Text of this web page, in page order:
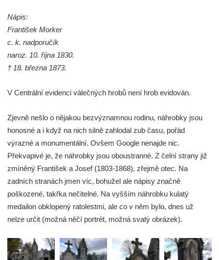
Kenotaf Václava B. Hájka na starém
hřbitově v Kamenném Újezdě
Pomník obětem válek na Náměstí v
Kenotaf Jana Mojžiše na hřbitově ve
Kenotaf Josefa Jílka na hřbitově ve
Velešíně
Hrob Ludvíka Tůmy na hřbitově ve Velešíně
Hrob Josefa Havla na hřbitově ve Velešíně
Pomník obětem 2. světové války na hřbitově
u kostela svatého Václava ve Velešíně
Pamětní deska 240 MILES TO FREEDOM u
Kamarýta ve Velešíně
Nápis:
František Morker
c. k. nadporučík
naroz. 10. října 1830.
† 18. března 1873.
V Centrální evidenci válečných hrobů není hrob evidován.
Zjevně nešlo o nějakou bezvýznamnou rodinu, náhrobky jsou
honosné a i když na nich silně zahlodal zub času, pořád
výrazné a monumentální. Ovšem Google nenajde nic.
Překvapivé je, že náhrobky jsou oboustranné. Z čelní strany již
zmíněný František a Josef (1803-1868), zřejmě otec. Na
zadních stranách jmen víc, bohužel ale nápisy značně
poškozené, takřka nečitelné. Na vyšším náhrobku kulatý
medailon obklopený ratolestmi, ale co v něm bylo, dnes už
nelze určit (možná něčí portrét, možná svatý obrázek).